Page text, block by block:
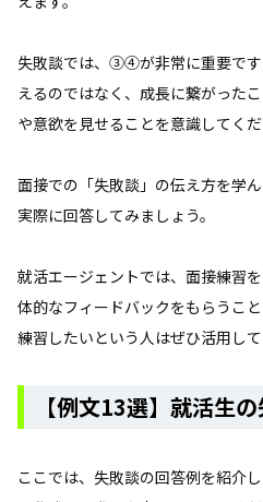
失敗談では、③④が非常に重要で
えるのではなく、成長に繋がった
や意欲を見せることを意識してくだ
面接での「失敗談」の伝え方を学
実際に回答してみましょう。
就活エージェントでは、面接練習
体的なフィードバックをもらうこ
練習したいという人はぜひ活用して
【例文13選】就活生
ここでは、失敗談の回答例を紹介